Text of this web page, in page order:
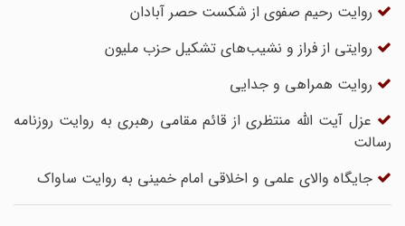
روایت رحیم صفوی از شکست حصر آبادان
روایتی از فراز و نشیب‌های تشکیل حزب ملیون
روایت همراهی و جدایی
عزل آیت الله منتظری از قائم مقامی رهبری به روایت روزنامه
رسالت
جایگاه والای علمی و اخلاقی امام خمینی به روایت ساواک